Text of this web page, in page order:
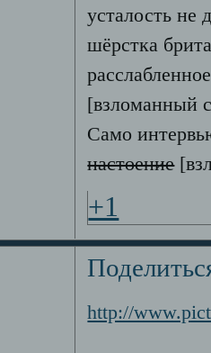
усталость не
шёрстка
[взломанный
Само
настоение
+1
http://